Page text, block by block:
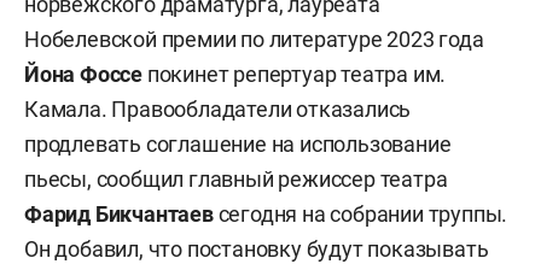
Нобелевской премии по литературе 2023 года
Йона Фоссе покинет репертуар театра им.
Камала. Правообладатели отказались
продлевать соглашение на использование
пьесы, сообщил главный режиссер театра
Фарид Бикчантаевсегодня на собрании труппы.
Он добавил, что постановку будут показывать